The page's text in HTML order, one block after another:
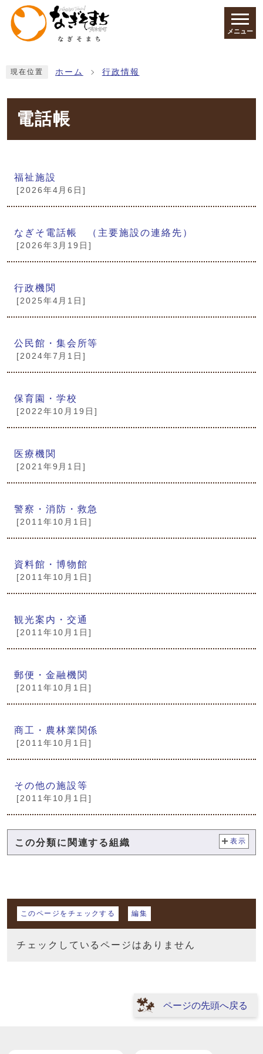
ページの先頭です
メニュー
現在位置 ホーム 行政情報
電話帳
メインメニュー
福祉施設
[2026年4月6日]
なぎそ電話帳 （主要施設の連絡先）
[2026年3月19日]
行政機関
[2025年4月1日]
公民館・集会所等
[2024年7月1日]
保育園・学校
[2022年10月19日]
医療機関
[2021年9月1日]
警察・消防・救急
[2011年10月1日]
資料館・博物館
[2011年10月1日]
観光案内・交通
[2011年10月1日]
郵便・金融機関
[2011年10月1日]
商工・農林業関係
[2011年10月1日]
その他の施設等
[2011年10月1日]
この分類に関連する組織 表示
マイページ
このページをチェックする 編集
チェックしているページはありません
ページの先頭へ戻る